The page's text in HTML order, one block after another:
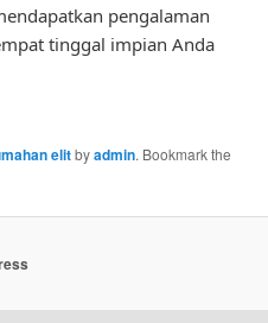
pengalaman
tinggal impian Anda
elitbyadmin. Bookmark the